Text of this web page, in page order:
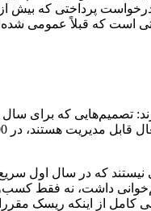
است که قبلاً عمومی
نیستند که در سال اول
داشت، نه فقط
کامل از اینکه ریسک